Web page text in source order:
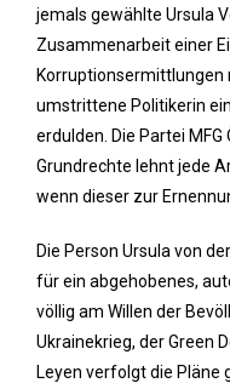
jemals gewählte Ursula
Zusammenarbeit einer
Korruptionsermittlungen
umstrittene Politikerin
erdulden. Die Partei
Grundrechte lehnt jede
wenn dieser zur
Die Person Ursula von
für ein abgehobenes,
völlig am Willen der
Ukrainekrieg, der Green
Leyen verfolgt die Pläne